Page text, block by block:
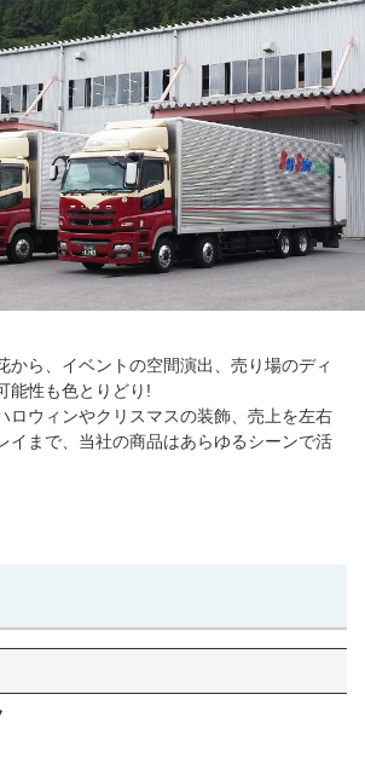
スクール)
から、イベントの空間演出、売り場のディ
能性も⾊とりどり!
ロウィンやクリスマスの装飾、売上を左右
イまで、当社の商品はあらゆるシーンで活